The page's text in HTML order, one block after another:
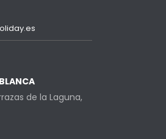
de la Laguna,